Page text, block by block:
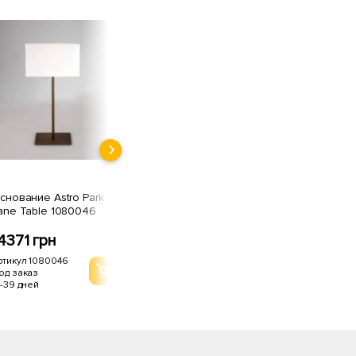
Astro Park
Table 1080046
грн
1080046
заказ
39 дней